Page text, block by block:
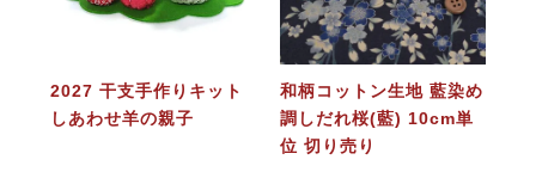
2027 干支手作りキット
しあわせ羊の親子
和柄コットン生地 藍染め
調しだれ桜(藍) 10cm単
位 切り売り